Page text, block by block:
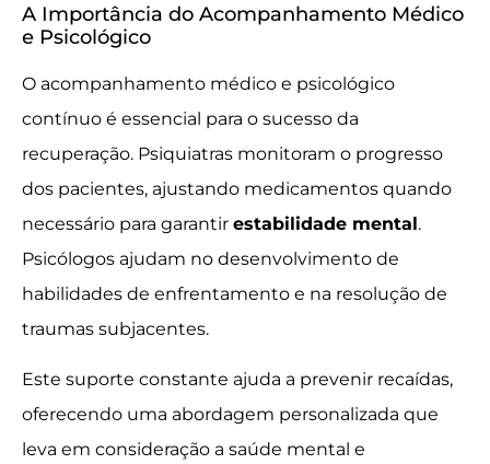
A Importância do Acompanhamento Médico
e Psicológico
O acompanhamento médico e psicológico
contínuo é essencial para o sucesso da
recuperação. Psiquiatras monitoram o progresso
dos pacientes, ajustando medicamentos quando
necessário para garantir estabilidade mental.
Psicólogos ajudam no desenvolvimento de
habilidades de enfrentamento e na resolução de
traumas subjacentes.
Este suporte constante ajuda a prevenir recaídas,
oferecendo uma abordagem personalizada que
leva em consideração a saúde mental e